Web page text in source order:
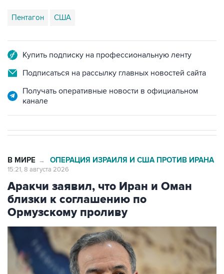
Пентагон США
Купить подписку на профессиональную ленту
Подписаться на рассылку главных новостей сайта
Получать оперативные новости в официальном
канале
В МИРЕ → ОПЕРАЦИЯ ИЗРАИЛЯ И США ПРОТИВ ИРАНА
15:21, 8 августа 2026
Аракчи заявил, что Иран и Оман
близки к соглашению по
Ормузскому проливу